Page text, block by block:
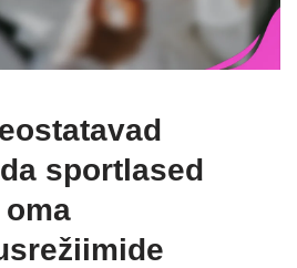
sportlased